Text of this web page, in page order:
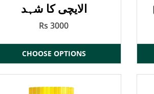
الایچی کا شہد
Rs 3000
CHOOSE OPTIONS